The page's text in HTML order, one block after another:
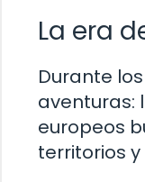
La era
Durante
aventuras:
europeos
territorios